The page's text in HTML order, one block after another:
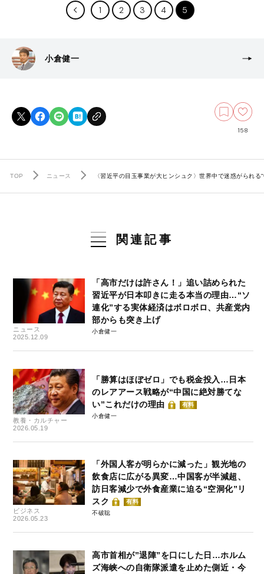
1 2 3 4 5
小倉健一
158
TOP ニュース 〈習近平の目玉事業が大ヒンシュク〉世界中で迷惑がられ
関連記事
ニュース
2025.12.09
「高市だけは許さん！」追い詰められた
習近平が日本叩きに走る本当の理由…“ソ
連化”する実体経済はボロボロ、共産党内
部からも突き上げ
小倉健一
教養・カルチャー
2026.05.19
「勝算はほぼゼロ」でも税金投入…日本
のレアアース戦略が“中国に絶対勝てな
い”これだけの理由
有料
小倉健一
ビジネス
2026.05.23
「外国人客が明らかに減った」観光地の
飲食店に広がる異変…中国客が半減超、
訪日客減少で外食産業に迫る“空洞化”リ
スク
有料
不破聡
高市首相が”退陣”を口にした日…ホルム
ズ海峡への自衛隊派遣を止めた側近・今